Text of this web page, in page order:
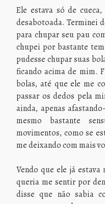
Ele estava só de
desabotoada. Terminei
para chupar seu pau
chupei por bastante
pudesse chupar suas
ficando acima de mim.
bolas, até que ele me
passar os dedos pela
ainda, apenas
mesmo bastante
movimentos, como se
me deixando com mais
Vendo que ele já
queria me sentir por
disse que não sabia